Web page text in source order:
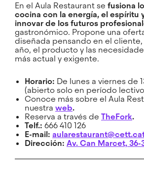
En el Aula Restaurant se fusiona
cocina con la energía, el espíritu
innovar de los futuros
gastronómico. Propone una
diseñada pensando en el
año, el producto y las
más actual y exigente.
Horario: De lunes a viernes de
(abierto solo en período
Conoce más sobre el Aula
nuestra web.
Reserva a través de TheFork.
Telf.: 666 410 126
E-mail:
Dirección: Av. Can Marcet, 36-